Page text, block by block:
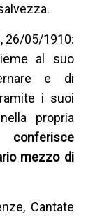
26/05/1910:
al suo
e di
i suoi
propria
conferisce
mezzo di
Cantate